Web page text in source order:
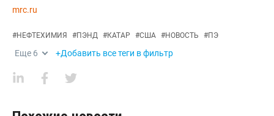
mrc.ru
#НЕФТЕХИМИЯ #ПЭНД #КАТАР #США #НОВОСТЬ #ПЭ
Еще 6 +Добавить все теги в фильтр